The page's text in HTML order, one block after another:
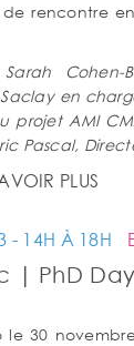
rencontre
Cohen-
Saclay en
projet AMI
Pascal,
PLUS
- 14H À 18H
| PhD
le 30